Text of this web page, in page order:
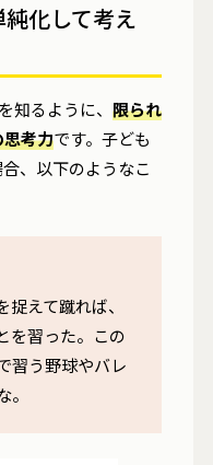
化して考え
知るように、 限られ
考力です。子ども
、以下のようなこ
えて蹴れば、
を習った。この
習う野球やバレ